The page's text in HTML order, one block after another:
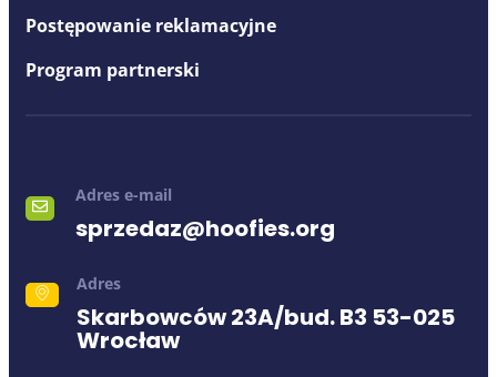
Postępowanie reklamacyjne
Program partnerski
Adres e-mail
sprzedaz@hoofies.org
Adres
Skarbowców 23A/bud. B3 53-025
Wrocław